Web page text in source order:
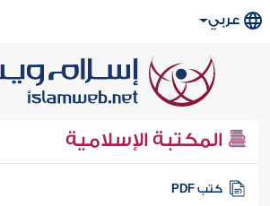
عربي
المكتبة الإسلامية